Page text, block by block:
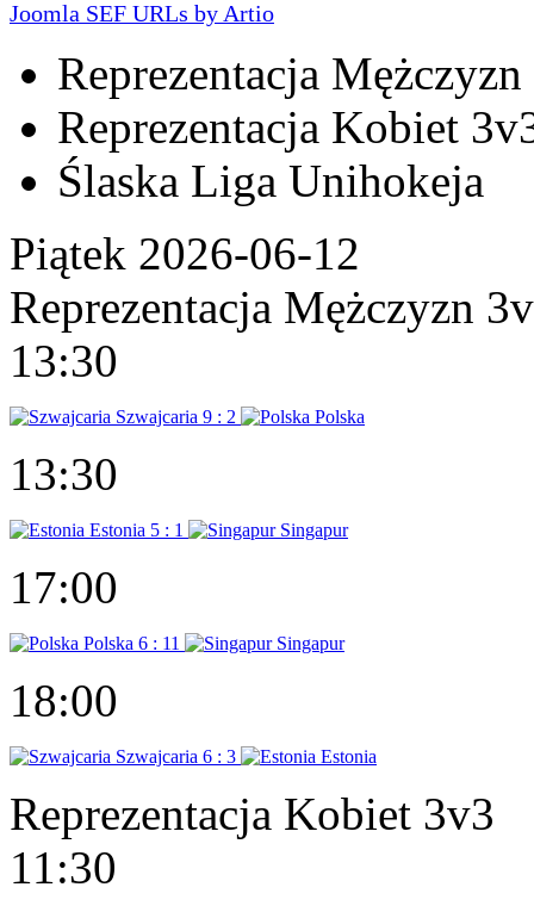
Joomla SEF URLs by Artio
Reprezentacja
Reprezentacja Kobiet
Ślaska Liga Unihokeja
Piątek 2026-06-12
Reprezentacja Mężczyzn
13:30
Szwajcaria 9 : 2 Polska
13:30
Estonia 5 : 1 Singapur
17:00
Polska 6 : 11 Singapur
18:00
Szwajcaria 6 : 3 Estonia
Reprezentacja Kobiet 3v3
11:30